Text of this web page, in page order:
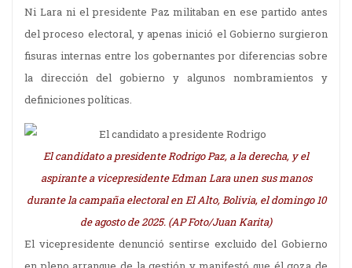
Ni Lara ni el presidente Paz militaban en ese partido antes
del proceso electoral, y apenas inició el Gobierno surgieron
fisuras internas entre los gobernantes por diferencias sobre
la dirección del gobierno y algunos nombramientos y
definiciones políticas.
El candidato a presidente Rodrigo Paz, a la derecha, y el
aspirante a vicepresidente Edman Lara unen sus manos
durante la campaña electoral en El Alto, Bolivia, el domingo 10
de agosto de 2025. (AP Foto/Juan Karita)
El vicepresidente denunció sentirse excluido del Gobierno